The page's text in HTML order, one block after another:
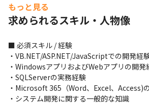
もっと見る
求められるスキル・人物像
■ 必須スキル / 経験
・VB.NET/ASP.NET/JavaScriptでの開発経
・WindowsアプリおよびWebアプリの開発
・SQLServerの実務経験
・Microsoft 365（Word、Excel、Access)
・システム開発に関する一般的な知識